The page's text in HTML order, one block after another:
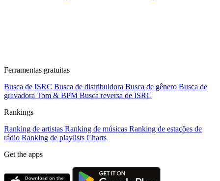
Ferramentas gratuitas
Busca de ISRC Busca de distribuidora Busca de gênero Busca de
gravadora Tom & BPM Busca reversa de ISRC
Rankings
Ranking de artistas Ranking de músicas Ranking de estações de
rádio Ranking de playlists Charts
Get the apps